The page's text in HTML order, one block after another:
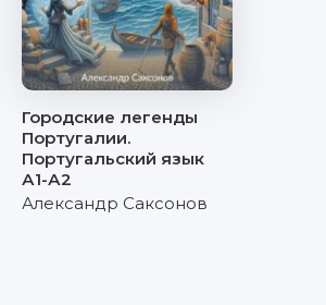
Городские легенды
Португалии.
Португальский язык
А1-А2
Александр Саксонов